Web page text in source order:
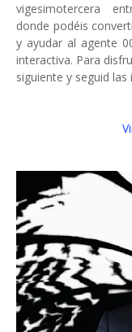
vigesimotercera
donde podéis
y ayudar al agente
interactiva. Para
siguiente y seguid las